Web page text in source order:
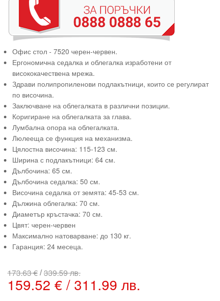
Офис стол - 7520 черен-червен.
Ергономична седалка и облегалка изработени от
висококачествена мрежа.
Здрави полипропиленови подлакътници, които се регулират
по височина.
Заключване на облегалката в различни позиции.
Коригиране на облегалката за глава.
Лумбална опора на облегалката.
Люлееща се функция на механизма.
Цялостна височина: 115-123 см.
Ширина с подлакътници: 64 см.
Дълбочина: 65 см.
Дълбочина седалка: 50 см.
Височина седалка от земята: 45-53 см.
Дължина облегалка: 70 см.
Диаметър кръстачка: 70 см.
Цвят: черен-червен
Максимално натоварване: до 130 кг.
Гаранция: 24 месеца.
173.63 €/339.59 лв.
159.52 € / 311.99 лв.